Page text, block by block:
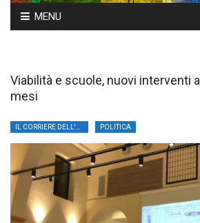
Skip
to
MENU
Viabilità e scuole, nuovi interventi
mesi
POLITICA